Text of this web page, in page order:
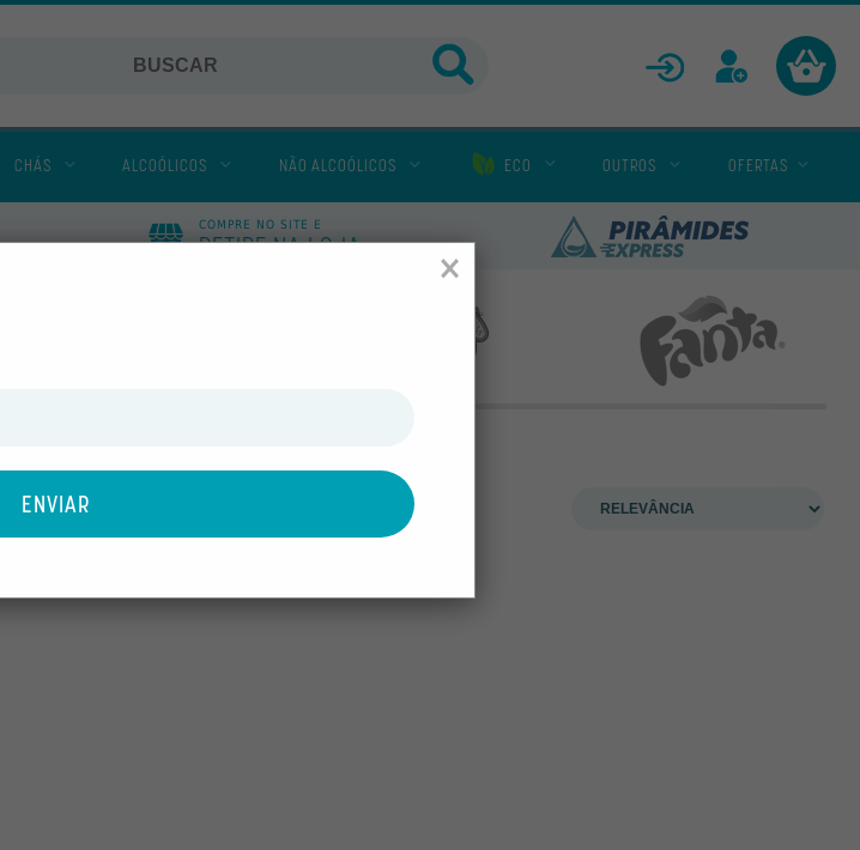
CADASTRAR
CHÁS ALCOÓLICOS NÃO ALCOÓLICOS ECO OUTROS OFERTAS
COMPRE NO SITE E
RETIRE NA LOJA
Espírito de Minas Fanta
×